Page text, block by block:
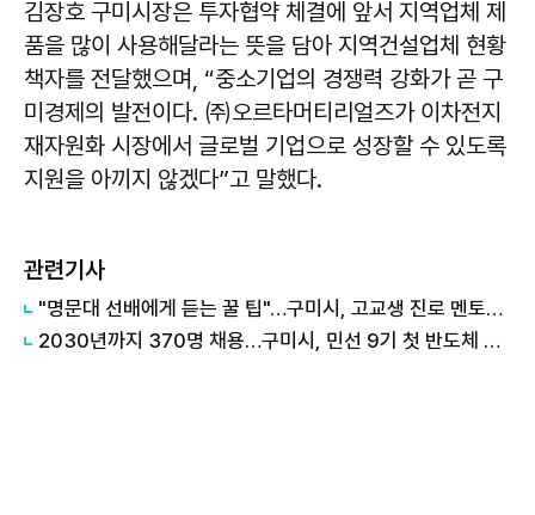
김장호 구미시장은 투자협약 체결에 앞서 지역업체 제
품을 많이 사용해달라는 뜻을 담아 지역건설업체 현황
책자를 전달했으며, “중소기업의 경쟁력 강화가 곧 구
미경제의 발전이다. ㈜오르타머티리얼즈가 이차전지
재자원화 시장에서 글로벌 기업으로 성장할 수 있도록
지원을 아끼지 않겠다”고 말했다.
관련기사
"명문대 선배에게 듣는 꿀 팁"…구미시, 고교생 진로 멘토링 실시
2030년까지 370명 채용…구미시, 민선 9기 첫 반도체 소부장 대형 투자 결실